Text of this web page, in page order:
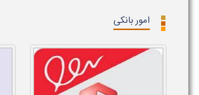
امور بانکی